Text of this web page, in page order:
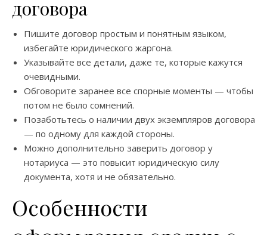
договора
Пишите договор простым и понятным языком,
избегайте юридического жаргона.
Указывайте все детали, даже те, которые кажутся
очевидными.
Обговорите заранее все спорные моменты — чтобы
потом не было сомнений.
Позаботьтесь о наличии двух экземпляров договора
— по одному для каждой стороны.
Можно дополнительно заверить договор у
нотариуса — это повысит юридическую силу
документа, хотя и не обязательно.
Особенности